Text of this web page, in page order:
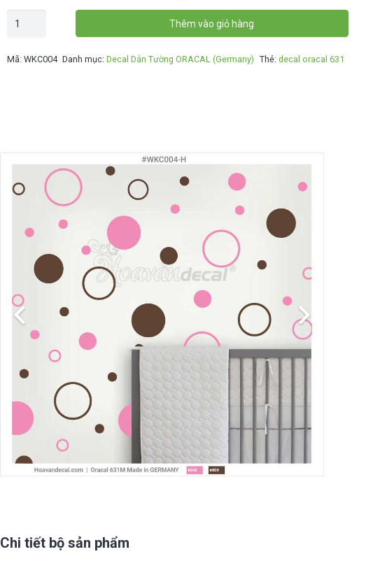
Decal
dán
Thêm vào giỏ hàng
Mã:WKC004 Danh mục:Decal Dán Tường ORACAL (Germany) Thẻ: decal oracal 631
Chi tiết bộ sản phẩm